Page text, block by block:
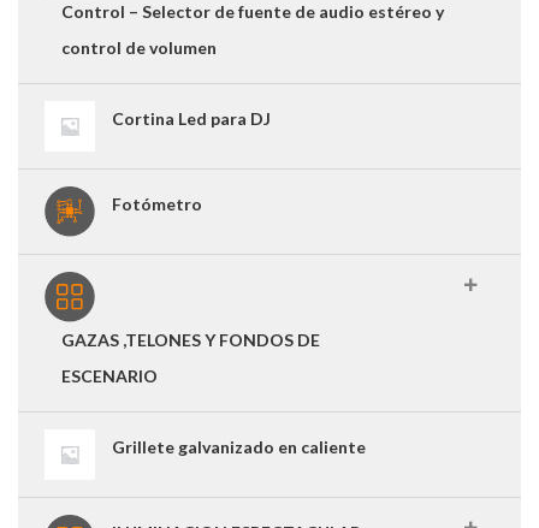
Control – Selector de fuente de audio estéreo y
control de volumen
Cortina Led para DJ
Fotómetro
GAZAS ,TELONES Y FONDOS DE
ESCENARIO
Grillete galvanizado en caliente